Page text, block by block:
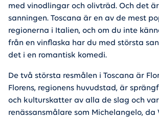
med vinodlingar och olivträd. Och det
sanningen. Toscana är en av de mest
regionerna i Italien, och om du inte
från en vinflaska har du med största
det i en romantisk komedi.
De två största resmålen i Toscana är
Florens, regionens huvudstad, är
och kulturskatter av alla de slag och
renässansmålare som Michelangelo, da